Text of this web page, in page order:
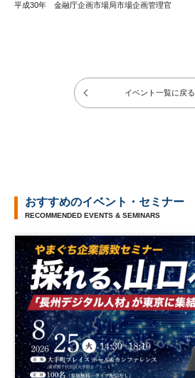
平成30年 金融庁企画市場局市場企画管理官
イベント一覧に戻る
おすすめのイベント・セミナー
RECOMMENDED EVENTS & SEMINARS